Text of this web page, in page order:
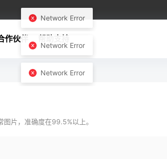
作伙伴
片，准确度在99.5%以上。